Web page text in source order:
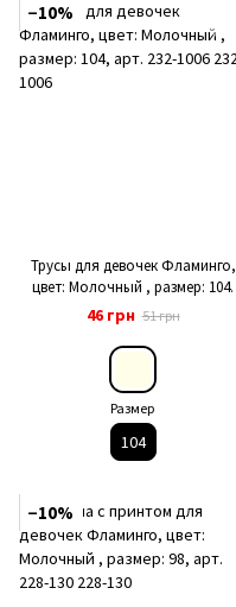
−10%
Трусы для девочек Фламинго,
цвет: Молочный , размер: 104,
арт. 232-1006
46 грн 51 грн
Размер
104
−10%